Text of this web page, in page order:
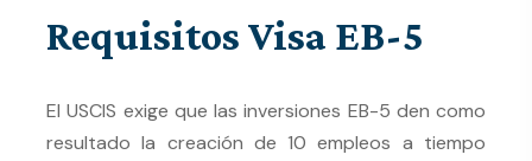
Requisitos Visa EB-5
El USCIS exige que las inversiones EB-5 den como
resultado la creación de 10 empleos a tiempo